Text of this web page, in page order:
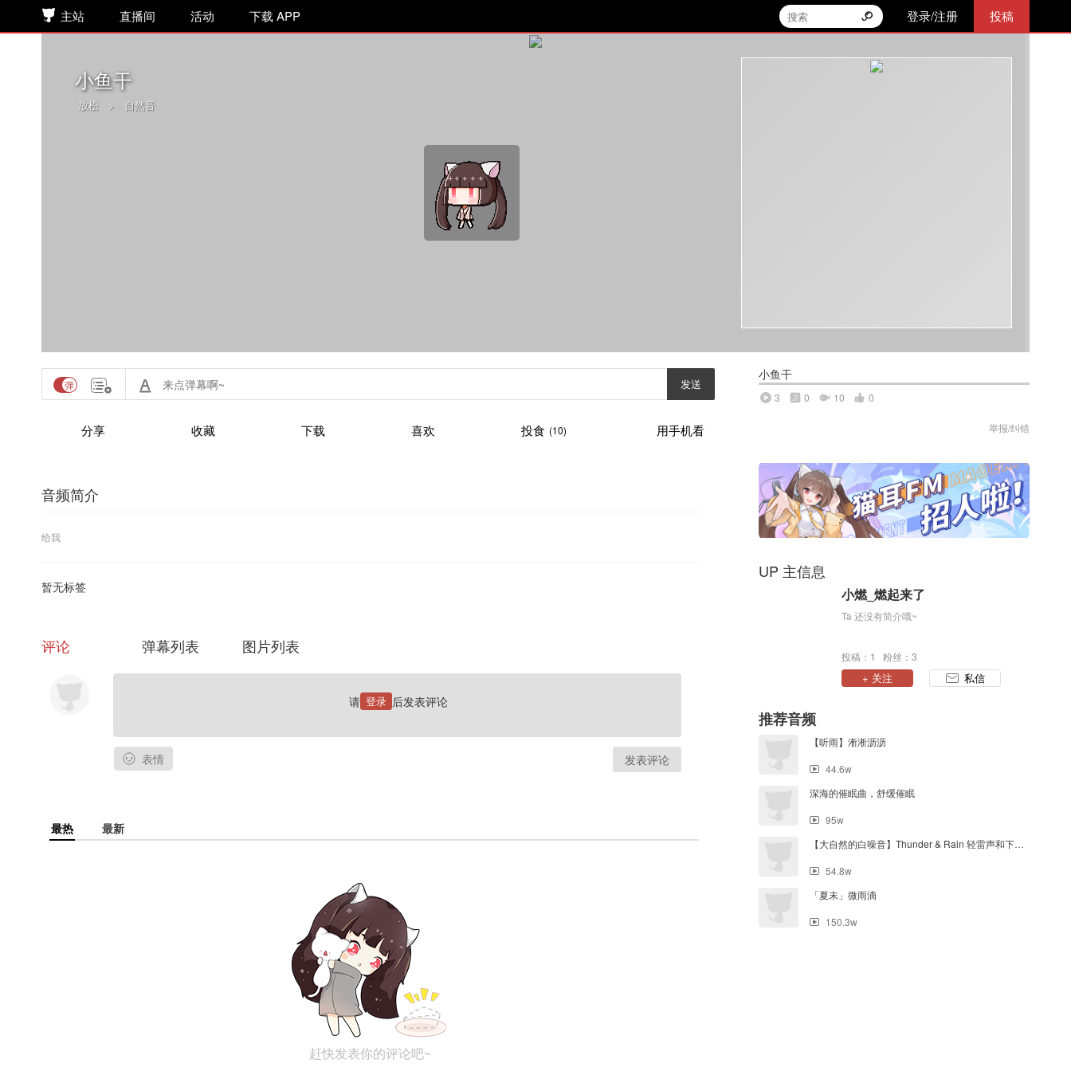
主站 直播间 活动 下载 APP 登录/注册 投稿
小鱼干
放松 > 自然音
发送
分享 收藏 下载 喜欢 投食 (10) 用手机看
小鱼干
3 0 10 0
举报/纠错
音频简介
给我
暂无标签
评论 弹幕列表 图片列表
请 登录 后发表评论
表情 发表评论
最热 最新
赶快发表你的评论吧~
UP 主信息
小燃_燃起来了
Ta 还没有简介哦~
投稿：1 粉丝：3
+ 关注 私信
推荐音频
【听雨】淅淅沥沥
44.6w
深海的催眠曲，舒缓催眠
95w
【大自然的白噪音】Thunder & Rain 轻雷声和下雨声 催眠
54.8w
「夏末」微雨滴
150.3w